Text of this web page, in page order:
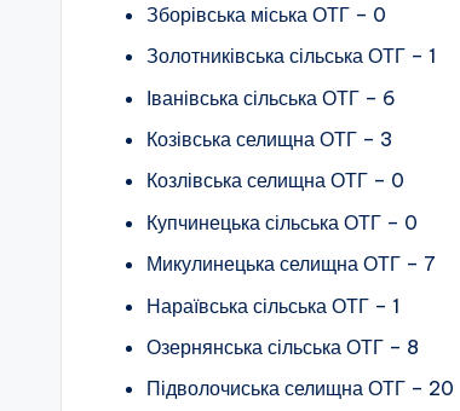
Зборівська міська ОТГ – 0
Золотниківська сільська ОТГ – 1
Іванівська сільська ОТГ – 6
Козівська селищна ОТГ – 3
Козлівська селищна ОТГ – 0
Купчинецька сільська ОТГ – 0
Микулинецька селищна ОТГ – 7
Нараївська сільська ОТГ – 1
Озернянська сільська ОТГ – 8
Підволочиська селищна ОТГ – 20